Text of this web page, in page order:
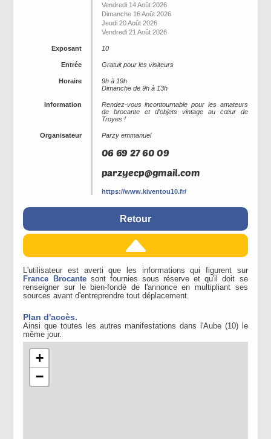
Vendredi 14 Août 2026
Dimanche 16 Août 2026
Jeudi 20 Août 2026
Vendredi 21 Août 2026
Exposant 10
Entrée Gratuit pour les visiteurs
Horaire
9h à 19h
Dimanche de 9h à 13h
Information
Rendez-vous incontournable pour les amateurs
de brocante et d'objets vintage au cœur de
Troyes !
Organisateur Parzy emmanuel
https://www.kiventou10.fr/
Retour
L'utilisateur est averti que les informations qui figurent sur
France Brocantesont fournies sous réserve et qu'il doit se
renseigner sur le bien-fondé de l'annonce en multipliant ses
sources avant d'entreprendre tout déplacement.
Plan d'accès.
Ainsi que toutes les autres manifestations dans l'Aube (10) le
même jour.
+
−